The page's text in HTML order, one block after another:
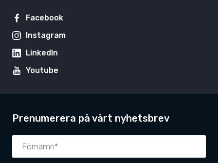
Facebook
Instagram
LinkedIn
Youtube
Prenumerera på vårt nyhetsbrev